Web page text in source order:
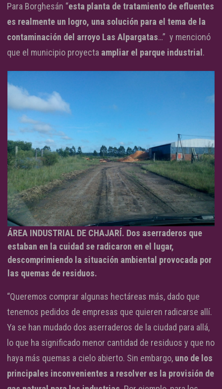
Para Borghesán “esta planta de tratamiento de efluentes
es realmente un logro, una solución para el tema de la
contaminación del arroyo Las Alpargatas…” y mencionó
que el municipio proyecta ampliar el parque industrial .
ÁREA INDUSTRIAL DE CHAJARÍ. Dos aserraderos que
estaban en la cuidad se radicaron en el lugar,
descomprimiendo la situación ambiental provocada por
las quemas de residuos.
“Queremos comprar algunas hectáreas más, dado que
tenemos pedidos de empresas que quieren radicarse allí.
Ya se han mudado dos aserraderos de la ciudad para allá,
lo que ha significado menor cantidad de residuos y que no
haya más quemas a cielo abierto. Sin embargo, uno de los
principales inconvenientes a resolver es la provisión de